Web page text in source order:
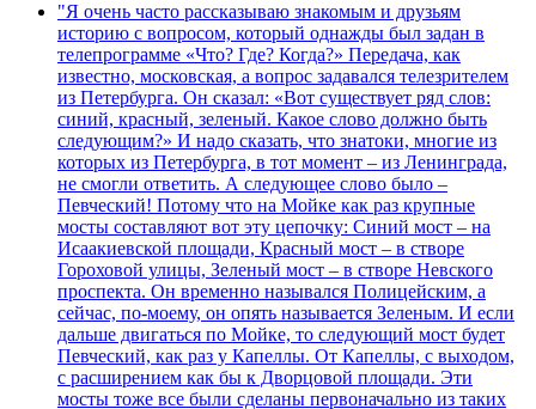
"Я очень часто рассказываю знакомым и друзьям
историю с вопросом, который однажды был задан в
телепрограмме «Что? Где? Когда?» Передача, как
известно, московская, а вопрос задавался телезрителем
из Петербурга. Он сказал: «Вот существует ряд слов:
синий, красный, зеленый. Какое слово должно быть
следующим?» И надо сказать, что знатоки, многие из
которых из Петербурга, в тот момент – из Ленинграда,
не смогли ответить. А следующее слово было –
Певческий! Потому что на Мойке как раз крупные
мосты составляют вот эту цепочку: Синий мост – на
Исаакиевской площади, Красный мост – в створе
Гороховой улицы, Зеленый мост – в створе Невского
проспекта. Он временно назывался Полицейским, а
сейчас, по-моему, он опять называется Зеленым. И если
дальше двигаться по Мойке, то следующий мост будет
Певческий, как раз у Капеллы. От Капеллы, с выходом,
с расширением как бы к Дворцовой площади. Эти
мосты тоже все были сделаны первоначально из таких